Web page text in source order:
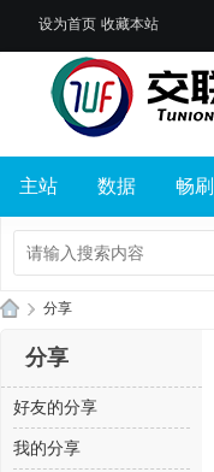
设为首页 收藏本站
主站 数据 畅刷
面
条
› 分享
分享
好友的分享
我的分享